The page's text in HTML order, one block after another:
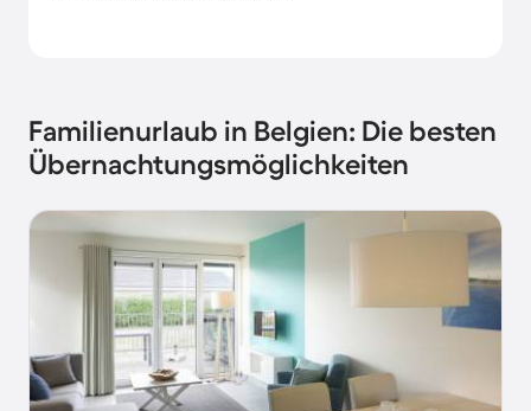
Familienurlaub in Belgien: Die besten
Übernachtungsmöglichkeiten